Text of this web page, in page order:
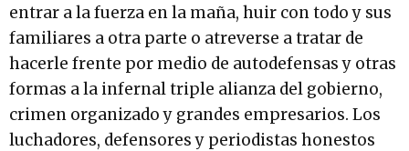
entrar a la fuerza en la maña, huir con todo y sus
familiares a otra parte o atreverse a tratar de
hacerle frente por medio de autodefensas y otras
formas a la infernal triple alianza del gobierno,
crimen organizado y grandes empresarios. Los
luchadores, defensores y periodistas honestos